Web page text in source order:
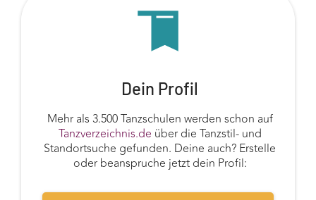
Dein Profil
Mehr als 3.500 Tanzschulen werden schon auf
Tanzverzeichnis.de über die Tanzstil- und
Standortsuche gefunden. Deine auch? Erstelle
oder beanspruche jetzt dein Profil: